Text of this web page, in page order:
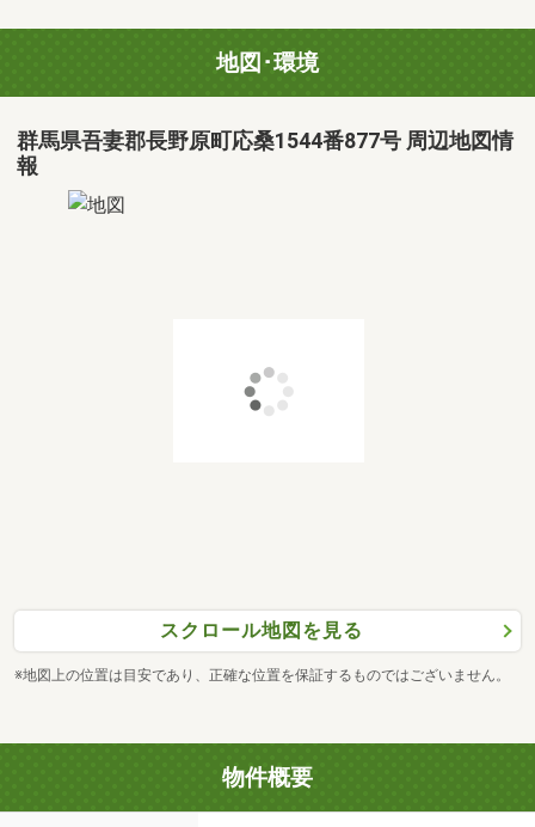
地図･環境
群馬県吾妻郡長野原町応桑1544番877号 周辺地図情
報
スクロール地図を見る
※地図上の位置は目安であり、正確な位置を保証するものではございません。
物件概要